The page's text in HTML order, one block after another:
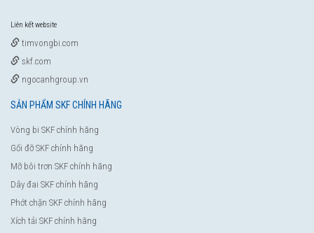
Liên kết website
timvongbi.com
skf.com
ngocanhgroup.vn
SẢN PHẨM SKF CHÍNH HÃNG
Vòng bi SKF chính hãng
Gối đỡ SKF chính hãng
Mỡ bôi trơn SKF chính hãng
Dây đai SKF chính hãng
Phớt chặn SKF chính hãng
Xích tải SKF chính hãng